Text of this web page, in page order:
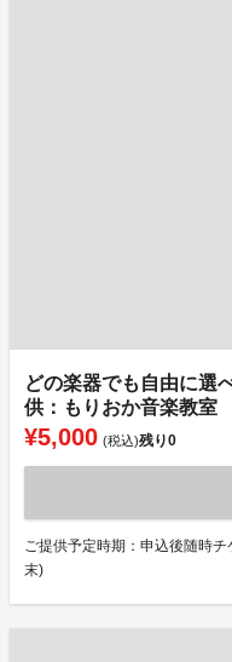
どの楽器でも自由に
供：もりおか音楽教室
¥5,000 (税込)残り0
ご提供予定時期：申込後随時
末)